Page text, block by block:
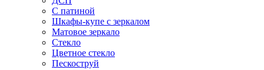
С патиной
Шкафы-купе с зеркалом
Матовое зеркало
Стекло
Цветное стекло
Пескоструй